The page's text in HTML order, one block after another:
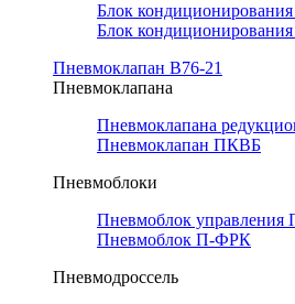
Блок
Блок
Пневмоклапан В76-21
Пневмоклапана
Пневмоклапана
Пневмоклапан ПКВБ
Пневмоблоки
Пневмоблок управления
Пневмоблок П-ФРК
Пневмодроссель